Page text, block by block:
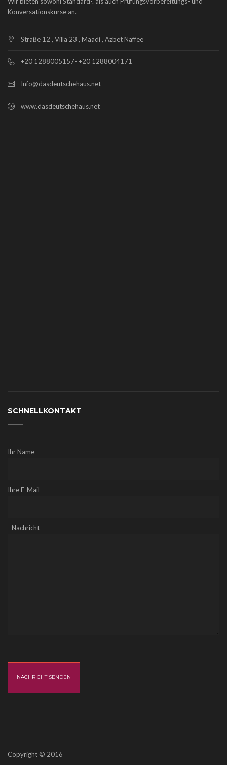
Konversationskurse an.
Straße 12 , Villa 23 , Maadi , Azbet Naffee
+20 1288005157- +20 1288004171
Info@dasdeutschehaus.net
www.dasdeutschehaus.net
SCHNELLKONTAKT
Ihr Name
Ihre E-Mail
Nachricht
Copyright © 2016